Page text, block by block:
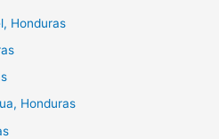
Honduras
Honduras